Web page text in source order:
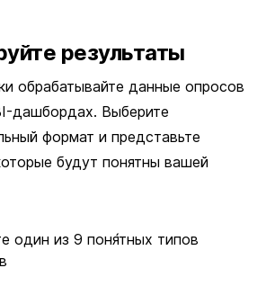
результаты
обрабатывайте данные опросов
дашбордах. Выберите
формат и представьте
будут понятны вашей
один из 9 поня́тных типов